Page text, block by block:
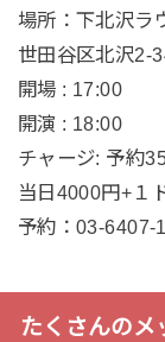
場所：下北沢ラ
世田谷区北沢2-
開場 : 17:00
開演 : 18:00
チャージ: 予約
当日4000円+１
予約：03-6407-
たくさんのメ